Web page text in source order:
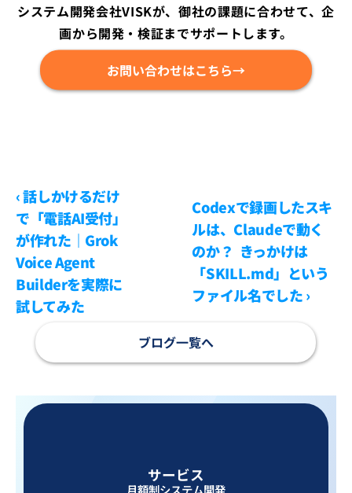
システム開発会社VISKが、御社の課題に合わせて、企
画から開発・検証までサポートします。
お問い合わせはこちら→
‹ 話しかけるだけ
で「電話AI受付」
が作れた｜Grok
Voice Agent
Builderを実際に
試してみた
Codexで録画したスキ
ルは、Claudeで動く
のか？  きっかけは
「SKILL.md」という
ファイル名でした ›
ブログ一覧へ
サービス
月額制システム開発